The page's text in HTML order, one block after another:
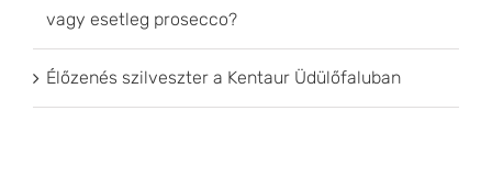
vagy esetleg prosecco?
Élőzenés szilveszter a Kentaur Üdülőfaluban